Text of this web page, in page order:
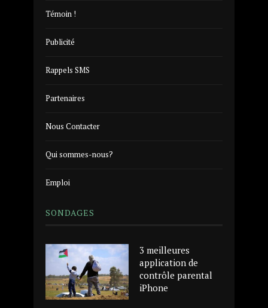
Témoin !
Publicité
Rappels SMS
Partenaires
Nous Contacter
Qui sommes-nous?
Emploi
SONDAGES
3 meilleures
application de
contrôle parental
iPhone